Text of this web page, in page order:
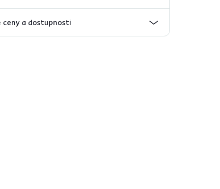
ceny a dostupnosti